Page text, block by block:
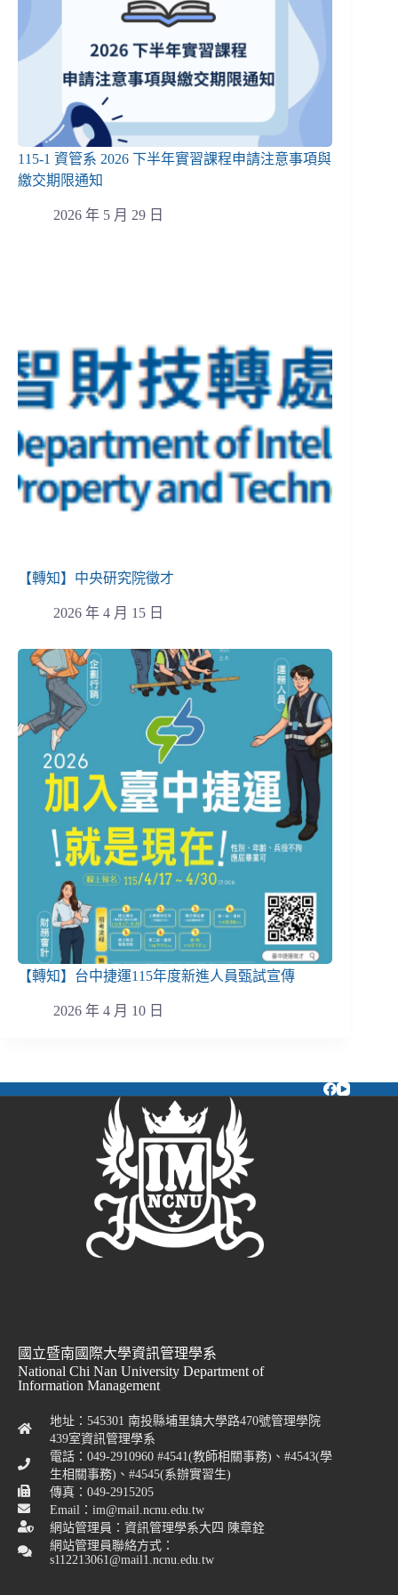
115-1 資管系 2026 下半年實習課程申請注意事項與
繳交期限通知
2026 年 5 月 29 日
【轉知】中央研究院徵才
2026 年 4 月 15 日
【轉知】台中捷運115年度新進人員甄試宣傳
2026 年 4 月 10 日
國立暨南國際大學資訊管理學系
National Chi Nan University Department of
Information Management
地址：545301 南投縣埔里鎮大學路470號管理學院
439室資訊管理學系
電話：049-2910960 #4541(教師相關事務)、#4543(學
生相關事務)、#4545(系辦實習生)
傳真：049-2915205
Email：im@mail.ncnu.edu.tw
網站管理員：資訊管理學系大四 陳章銓
網站管理員聯絡方式：
s112213061@mail1.ncnu.edu.tw